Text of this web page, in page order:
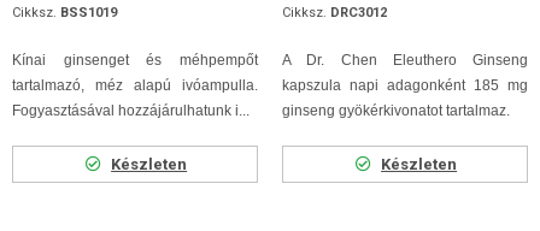
Cikksz. BSS1019
Kínai ginsenget és méhpempőt
tartalmazó, méz alapú ivóampulla.
Fogyasztásával hozzájárulhatunk i...
Készleten
Cikksz. DRC3012
A Dr. Chen Eleuthero Ginseng
kapszula napi adagonként 185 mg
ginseng gyökérkivonatot tartalmaz.
Készleten